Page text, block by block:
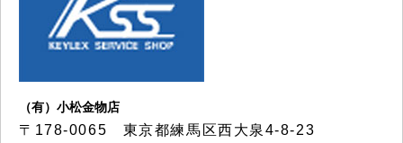
（有）小松金物店
〒178-0065 東京都練馬区西大泉4-8-23